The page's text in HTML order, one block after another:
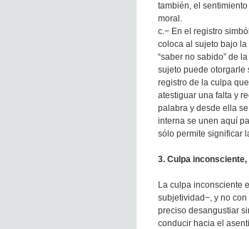
también, el
moral.
c.− En el registro
coloca al sujeto bajo
“saber no sabido” de
sujeto puede otorgarle
registro de la culpa
atestiguar una falta y
palabra y desde ella
interna se unen aquí
sólo permite significar
3. Culpa
La culpa inconsciente
subjetividad−, y no
preciso desangustiar
conducir hacia el